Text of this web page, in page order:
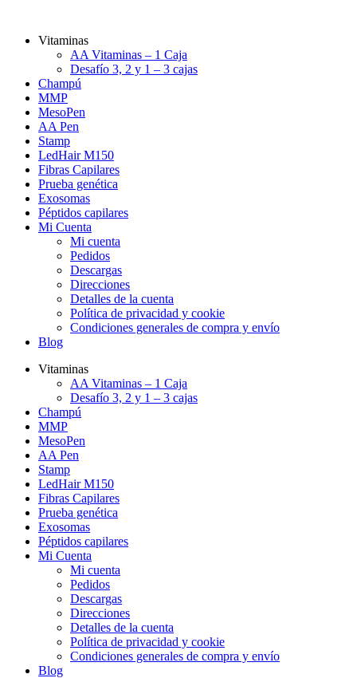
Vitaminas
AA Vitaminas – 1 Caja
Desafío 3, 2 y 1 – 3 cajas
Champú
MMP
MesoPen
AA Pen
Stamp
LedHair M150
Fibras Capilares
Prueba genética
Exosomas
Péptidos capilares
Mi Cuenta
Mi cuenta
Pedidos
Descargas
Direcciones
Detalles de la cuenta
Política de privacidad y cookie
Condiciones generales de compra y envío
Blog
Vitaminas
AA Vitaminas – 1 Caja
Desafío 3, 2 y 1 – 3 cajas
Champú
MMP
MesoPen
AA Pen
Stamp
LedHair M150
Fibras Capilares
Prueba genética
Exosomas
Péptidos capilares
Mi Cuenta
Mi cuenta
Pedidos
Descargas
Direcciones
Detalles de la cuenta
Política de privacidad y cookie
Condiciones generales de compra y envío
Blog